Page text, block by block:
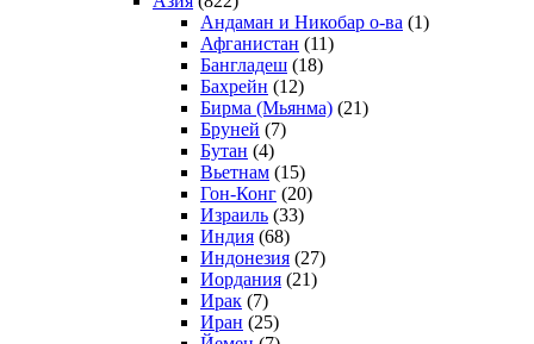
Андаман и Никобар о-ва (1)
Афганистан (11)
Бангладеш (18)
Бахрейн (12)
Бирма (Мьянма) (21)
Бруней (7)
Бутан (4)
Вьетнам (15)
Гон-Конг (20)
Израиль (33)
Индия (68)
Индонезия (27)
Иордания (21)
Ирак (7)
Иран (25)